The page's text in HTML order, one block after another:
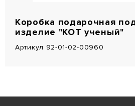
Коробка подарочная
изделие "КОТ ученый"
Артикул 92-01-02-00960